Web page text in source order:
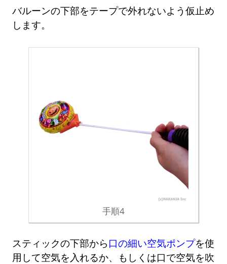
バルーンの下部をテープで外れないよう仮止め
します。
手順4
スティックの下部から 口の細い空気ポンプを使
用して空気を入れるか、もしくは口で空気を吹